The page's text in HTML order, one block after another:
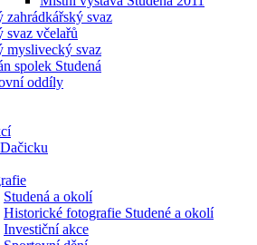
zahrádkářský svaz
svaz včelařů
myslivecký svaz
spolek Studená
oddíly
Studená a okolí
Historické fotografie Studené a okolí
Investiční akce